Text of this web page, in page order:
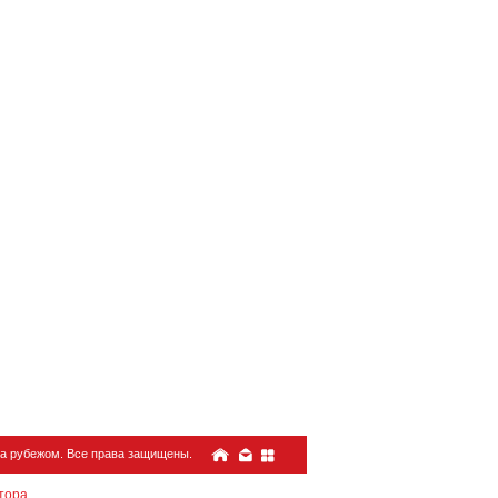
рубежом. Все права защищены.